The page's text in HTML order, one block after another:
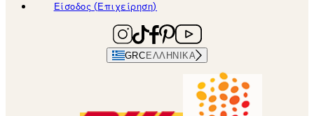
Είσοδος (Επιχείρηση)
GRC ΕΛΛΗΝΙΚΆ